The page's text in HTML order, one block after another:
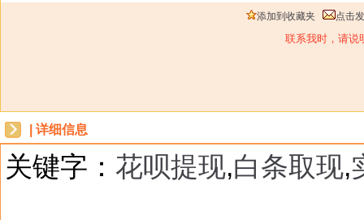
添加到收藏夹 点击
联系我时，请说
| 详细信息
关键字： 花呗提现,白条取现,